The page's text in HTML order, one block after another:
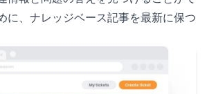
に、ナレッジベース記事を最新に保つ